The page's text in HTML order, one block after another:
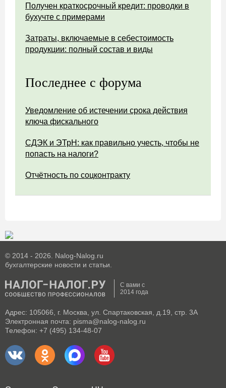
Получен краткосрочный кредит: проводки в
бухучте с примерами
Затраты, включаемые в себестоимость
продукции: полный состав и виды
Последнее с форума
Уведомление об истечении срока действия
ключа фискального
СДЭК и ЭТрН: как правильно учесть, чтобы не
попасть на налоги?
Отчётность по соцконтракту
© 2014 - 2026. Nalog-Nalog.ru
бухгалтерские новости и статьи.
С вами с
2014 года
Адрес: 105066, г. Москва, ул. Спартаковская, д.19, стр. 3А
Электронная почта: pisma@nalog-nalog.ru
Телефон: +7 (495) 134-48-07